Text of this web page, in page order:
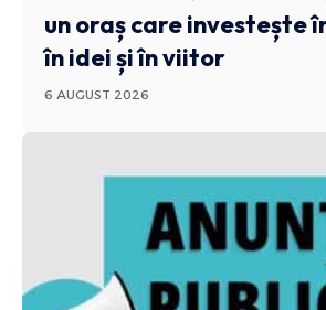
un oraș care investește
în idei și în viitor
6 AUGUST 2026